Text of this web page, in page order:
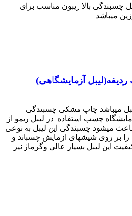
لیبل چسبندگی بالا ریبون مناسب برای
میباشد
عدد لیبل میباشد چاپ مشکی چسبندگی
چسب استفاده در لیبل ریمو از
میشود چسبندگی این لیبل به نوعی
را بر روی شیشهای ازمایش چسباند و
این لیبل بسیار عالی و‌گرماژ نیز